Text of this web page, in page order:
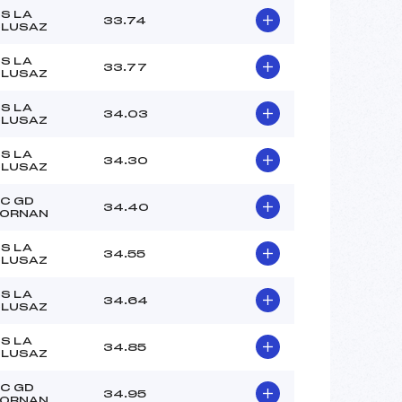
:
LA
33.74
LA
33.77
LA
34.03
LA
34.30
GD
34.40
LA
34.55
LA
34.64
LA
34.85
GD
34.95